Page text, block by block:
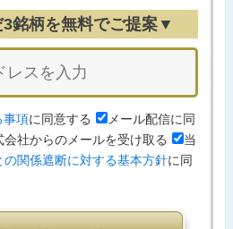
銘柄を無料でご提案▼
事項に同意する
メール配信に同
社からのメールを受け取る
当
の関係遮断に対する基本方針に同